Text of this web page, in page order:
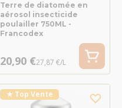
Terre de diatomée en
aérosol insecticide
poulailler 750ML -
Francodex
20,90 €27,87 €/L
★ Top Vente